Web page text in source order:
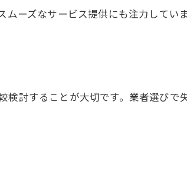
ーズなサービス提供にも注力していま
討することが大切です。業者選びで